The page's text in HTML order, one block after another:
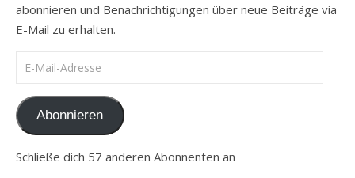
abonnieren und Benachrichtigungen über neue Beiträge via
E-Mail zu erhalten.
E-Mail-Adresse
Abonnieren
Schließe dich 57 anderen Abonnenten an